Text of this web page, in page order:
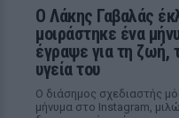
Ο Λάκης Γαβαλάς
μοιράστηκε ένα
έγραψε για τη ζωή,
υγεία του
Ο διάσημος σχεδιαστής
μήνυμα στο Instagram,